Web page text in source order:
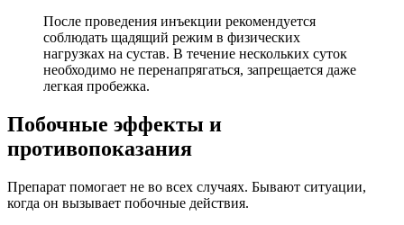
После проведения инъекции рекомендуется
соблюдать щадящий режим в физических
нагрузках на сустав. В течение нескольких суток
необходимо не перенапрягаться, запрещается даже
легкая пробежка.
Побочные эффекты и
противопоказания
Препарат помогает не во всех случаях. Бывают ситуации,
когда он вызывает побочные действия.